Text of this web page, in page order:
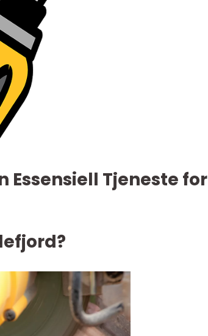
Essensiell Tjeneste for